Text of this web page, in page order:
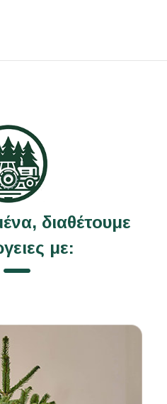
διαθέτουμε
με: